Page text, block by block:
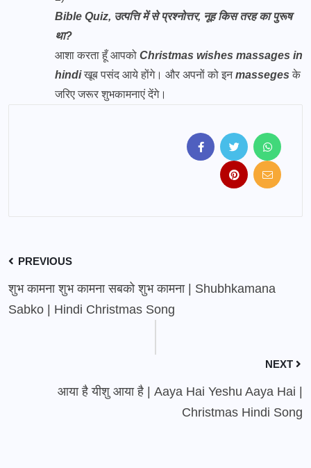
Bible Quiz, उत्पत्ति में से प्रश्नोत्तर, नूह किस तरह का पुरूष
था?
आशा करता हूँ आपको Christmas wishes massages in
hindiखूब पसंद आये होंगे। और अपनों को इनmasseges के
जरिए जरूर शुभकामनाएं देंगे।
PREVIOUS
शुभ कामना शुभ कामना सबको शुभ कामना | Shubhkamana
Sabko | Hindi Christmas Song
NEXT
आया है यीशु आया है | Aaya Hai Yeshu Aaya Hai |
Christmas Hindi Song